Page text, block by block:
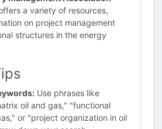
a variety of resources,
on project management
structures in the energy
Use phrases like
oil and gas," "functional
or "project organization in oil